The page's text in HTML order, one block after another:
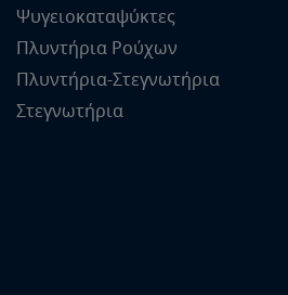
Ψυγειοκαταψύκτες
Πλυντήρια Ρούχων
Πλυντήρια-Στεγνωτήρια
Στεγνωτήρια